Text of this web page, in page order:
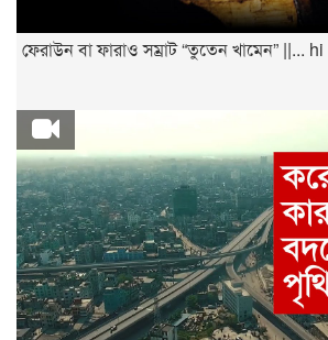
ফেরাউন বা ফারাও সম্রাট “তুতেন খামেন” ||... hi